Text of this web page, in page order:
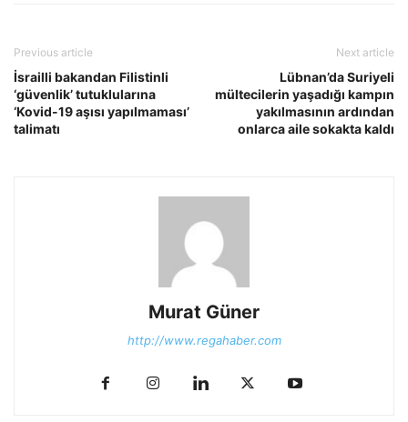
Previous article
İsrailli bakandan Filistinli
‘güvenlik’ tutuklularına
‘Kovid-19 aşısı yapılmaması’
talimatı
Next article
Lübnan’da Suriyeli
mültecilerin yaşadığı kampın
yakılmasının ardından
onlarca aile sokakta kaldı
Murat Güner
http://www.regahaber.com